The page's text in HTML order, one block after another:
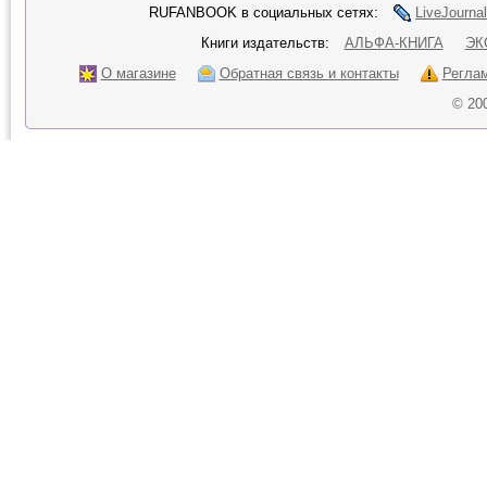
RUFANBOOK в социальных сетях:
LiveJournal
Книги издательств:
АЛЬФА-КНИГА
О магазине
Обратная связь и контакты
©